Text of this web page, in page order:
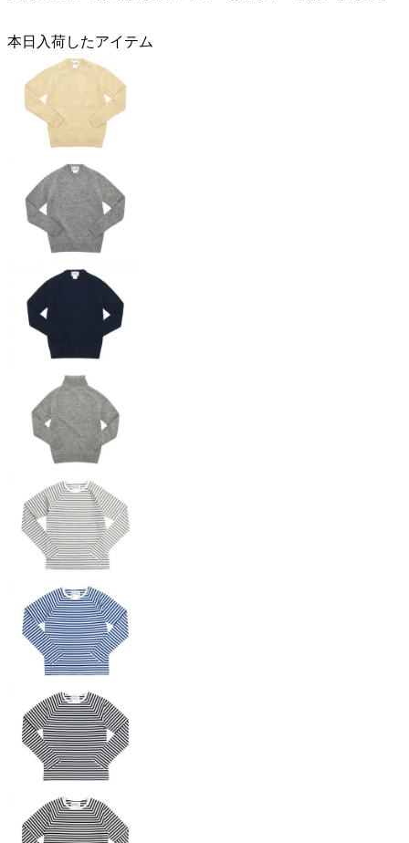
本日入荷したアイテム